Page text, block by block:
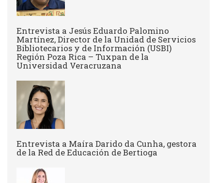
Entrevista a Jesús Eduardo Palomino
Martínez, Director de la Unidad de Servicios
Bibliotecarios y de Información (USBI)
Región Poza Rica – Tuxpan de la
Universidad Veracruzana
Entrevista a ​Maíra Darido da Cunha, gestora
de la Red de Educación de Bertioga